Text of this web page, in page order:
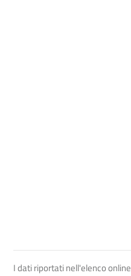
I dati riportati nell'elenco